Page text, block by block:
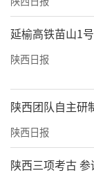
延榆高铁苗山1
陕西日报
陕西团队自主
陕西日报
陕西三项考古